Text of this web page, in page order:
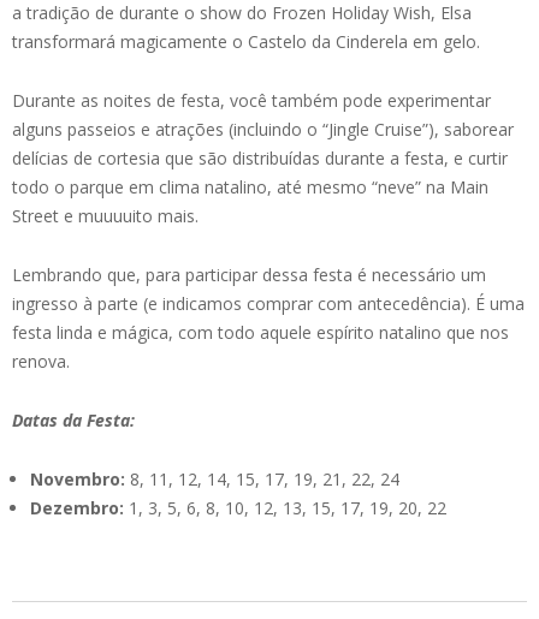
a tradição de durante o show do Frozen Holiday Wish, Elsa
transformará magicamente o Castelo da Cinderela em gelo.
Durante as noites de festa, você também pode experimentar
alguns passeios e atrações (incluindo o “Jingle Cruise”), saborear
delícias de cortesia que são distribuídas durante a festa, e curtir
todo o parque em clima natalino, até mesmo “neve” na Main
Street e muuuuito mais.
Lembrando que, para participar dessa festa é necessário um
ingresso à parte (e indicamos comprar com antecedência). É uma
festa linda e mágica, com todo aquele espírito natalino que nos
renova.
Datas da Festa:
Novembro: 8, 11, 12, 14, 15, 17, 19, 21, 22, 24
Dezembro: 1, 3, 5, 6, 8, 10, 12, 13, 15, 17, 19, 20, 22